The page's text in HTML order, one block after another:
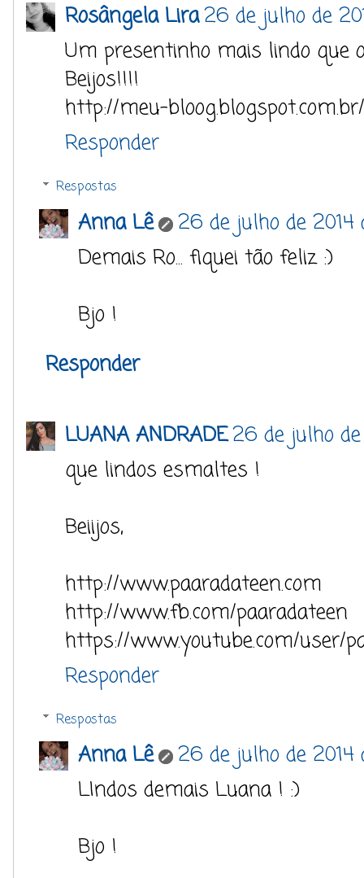
Rosângela Lira26 de julho de
Um presentinho mais lindo que
Beijos!!!!
http://meu-bloog.blogspot.com.br/
Responder
Respostas
Anna Lê
26 de julho de 2014
Demais Ro... fiquei tão feliz :)
Bjo !
Responder
LUANA ANDRADE26 de julho de
que lindos esmaltes !
Beiijos,
http://www.paaradateen.com
http://www.fb.com/paaradateen
https://www.youtube.com/user/
Responder
Respostas
Anna Lê
26 de julho de 2014
LIndos demais Luana ! :)
Bjo !